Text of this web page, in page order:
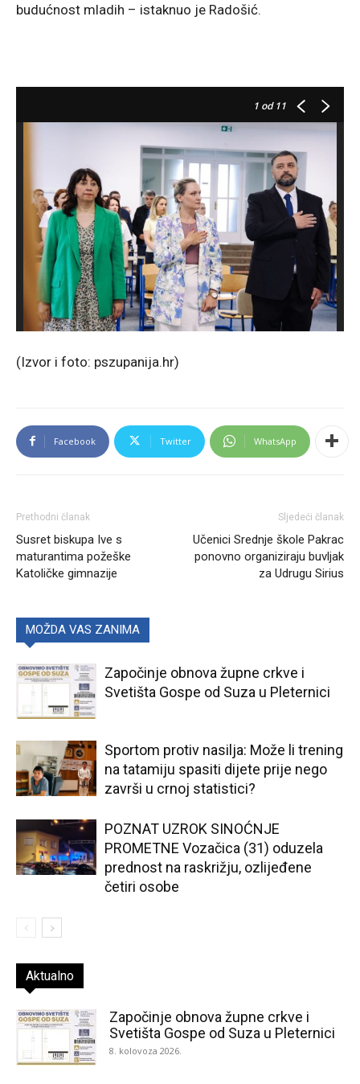
budućnost mladih – istaknuo je Radošić.
1 od 11
(Izvor i foto: pszupanija.hr)
Facebook Twitter WhatsApp
Prethodni članak
Susret biskupa Ive s
maturantima požeške
Katoličke gimnazije
Sljedeći članak
Učenici Srednje škole Pakrac
ponovno organiziraju buvljak
za Udrugu Sirius
MOŽDA VAS ZANIMA
Započinje obnova župne crkve i
Svetišta Gospe od Suza u Pleternici
Sportom protiv nasilja: Može li trening
na tatamiju spasiti dijete prije nego
završi u crnoj statistici?
POZNAT UZROK SINOĆNJE
PROMETNE Vozačica (31) oduzela
prednost na raskrižju, ozlijeđene
četiri osobe
Aktualno
Započinje obnova župne crkve i
Svetišta Gospe od Suza u Pleternici
8. kolovoza 2026.